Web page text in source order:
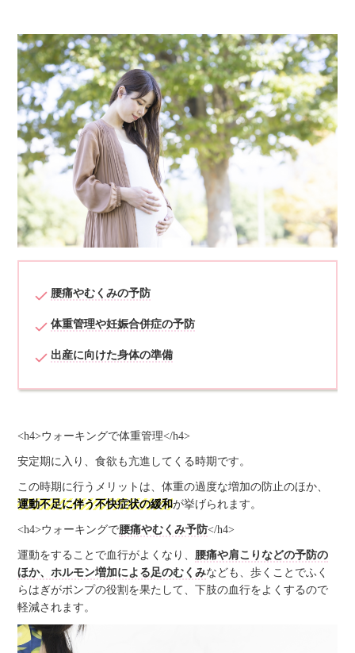
腰痛やむくみの予防
体重管理や妊娠合併症の予防
出産に向けた身体の準備
<h4>ウォーキングで体重管理</h4>
安定期に入り、食欲も亢進してくる時期です。
この時期に行うメリットは、体重の過度な増加の防止のほか、
運動不足に伴う不快症状の緩和が挙げられます。
<h4>ウォーキングで腰痛やむくみ予防</h4>
運動をすることで血行がよくなり、
腰痛や肩こりなどの予防の
ほか、ホルモン増加による足のむくみなども、歩くことでふく
らはぎがポンプの役割を果たして、下肢の血行をよくするので
軽減されます。